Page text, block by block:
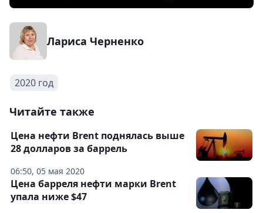
Лариса Черненко
2020 год
Читайте также
06:50, 05 мая 2020
Цена нефти Brent поднялась выше
28 долларов за баррель
Цена барреля нефти марки Brent
упала ниже $47